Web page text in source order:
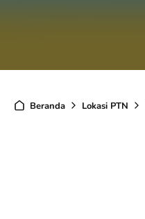
Beranda Lokasi PTN